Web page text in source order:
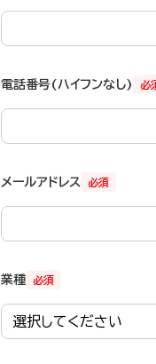
必
電話番号(ハイフンなし)
必須
メールアドレス
必須
業種